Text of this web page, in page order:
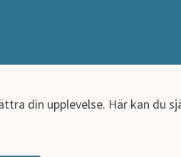
din upplevelse. Här kan du